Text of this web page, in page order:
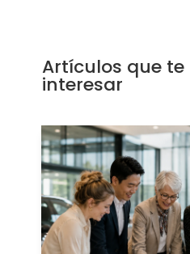
Artículos que te
interesar